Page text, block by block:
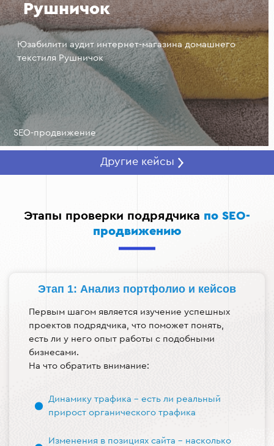
Рушничок
Юзабилити аудит интернет-магазина домашнего
текстиля Рушничок
SEO-продвижение
Другие кейсы
Этапы проверки подрядчика по SEO-
продвижению
Этап 1: Анализ портфолио и кейсов
Первым шагом является изучение успешных
проектов подрядчика, что поможет понять,
есть ли у него опыт работы с подобными
бизнесами.
На что обратить внимание:
Динамику трафика - есть ли реальный
прирост органического трафика
Изменения в позициях сайта - насколько